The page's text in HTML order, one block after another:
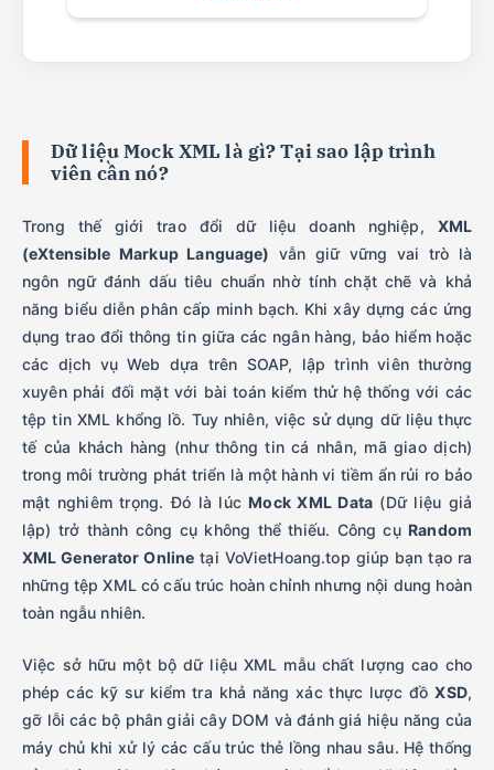
Dữ liệu Mock XML là gì? Tại sao lập trình
viên cần nó?
Trong thế giới trao đổi dữ liệu doanh nghiệp, XML
(eXtensible Markup Language) vẫn giữ vững vai trò là
ngôn ngữ đánh dấu tiêu chuẩn nhờ tính chặt chẽ và khả
năng biểu diễn phân cấp minh bạch. Khi xây dựng các ứng
dụng trao đổi thông tin giữa các ngân hàng, bảo hiểm hoặc
các dịch vụ Web dựa trên SOAP, lập trình viên thường
xuyên phải đối mặt với bài toán kiểm thử hệ thống với các
tệp tin XML khổng lồ. Tuy nhiên, việc sử dụng dữ liệu thực
tế của khách hàng (như thông tin cá nhân, mã giao dịch)
trong môi trường phát triển là một hành vi tiềm ẩn rủi ro bảo
mật nghiêm trọng. Đó là lúc Mock XML Data(Dữ liệu giả
lập) trở thành công cụ không thể thiếu. Công cụ Random
XML Generator Online tại VoVietHoang.top giúp bạn tạo ra
những tệp XML có cấu trúc hoàn chỉnh nhưng nội dung hoàn
toàn ngẫu nhiên.
Việc sở hữu một bộ dữ liệu XML mẫu chất lượng cao cho
phép các kỹ sư kiểm tra khả năng xác thực lược đồXSD,
gỡ lỗi các bộ phân giải cây DOM và đánh giá hiệu năng của
máy chủ khi xử lý các cấu trúc thẻ lồng nhau sâu. Hệ thống